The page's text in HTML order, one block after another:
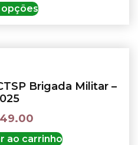
opções
Brigada Militar –
ao carrinho